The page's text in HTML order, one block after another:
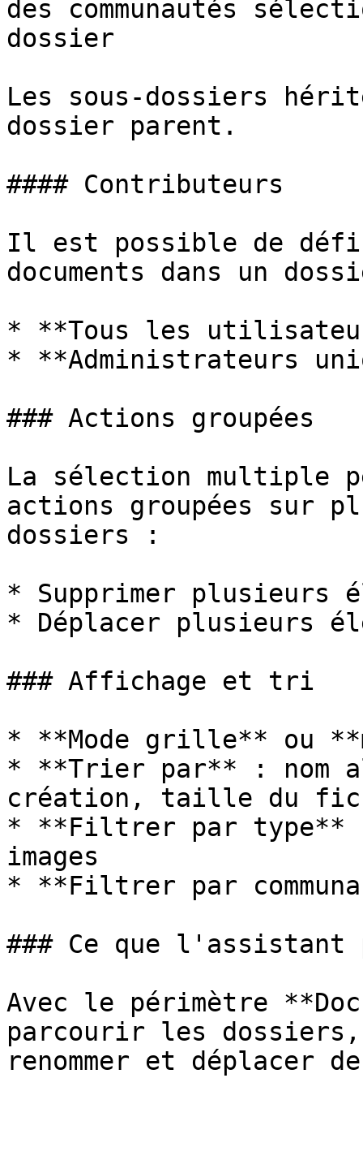
des communautés
dossier
Les sous-dossiers
dossier parent.
#### Contributeurs
Il est possible de
documents dans un
* **Tous les
* **Administrateurs
### Actions groupées
La sélection multiple
actions groupées sur
dossiers :
* Supprimer plusieurs
* Déplacer plusieurs
### Affichage et tri
* **Mode grille** ou
* **Trier par** : nom
création, taille du
* **Filtrer par type**
images
* **Filtrer par
### Ce que
Avec le périmètre
parcourir les dossiers,